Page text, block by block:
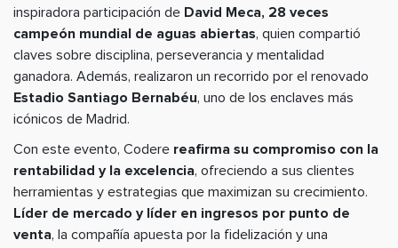
inspiradora participación de David Meca, 28 veces
campeón mundial de aguas abiertas, quien compartió
claves sobre disciplina, perseverancia y mentalidad
ganadora. Además, realizaron un recorrido por el renovado
Estadio Santiago Bernabéu, uno de los enclaves más
icónicos de Madrid.
Con este evento, Codere reafirma su compromiso con la
rentabilidad y la excelencia, ofreciendo a sus clientes
herramientas y estrategias que maximizan su crecimiento.
Líder de mercado y líder en ingresos por punto de
venta, la compañía apuesta por la fidelización y una